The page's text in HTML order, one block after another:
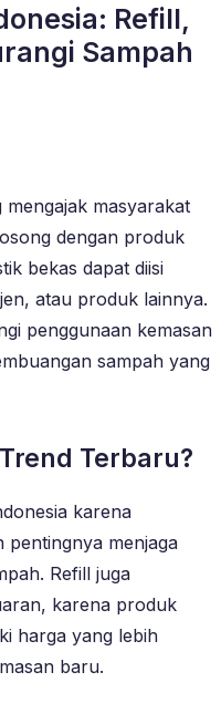
Refill,
Sampah
masyarakat
dengan produk
bekas dapat diisi
atau produk lainnya.
penggunaan kemasan
sampah yang
Terbaru?
karena
pentingnya menjaga
Refill juga
karena produk
harga yang lebih
baru.